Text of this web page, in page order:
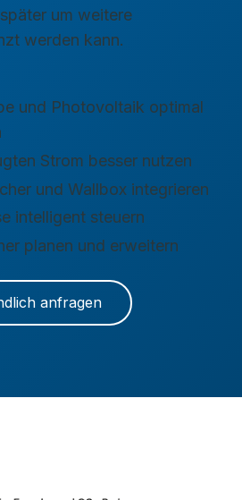
um weitere
werden kann.
und Photovoltaik optimal
Strom besser nutzen
und Wallbox integrieren
intelligent steuern
planen und erweitern
anfragen